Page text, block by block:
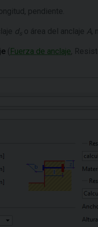
pendiente.
ds o área del anclaje A,
( Fuerza de anclaje,